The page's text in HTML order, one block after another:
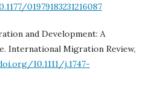
01979183231216087
and Development: A
International Migration Review,
10.1111/j.1747-